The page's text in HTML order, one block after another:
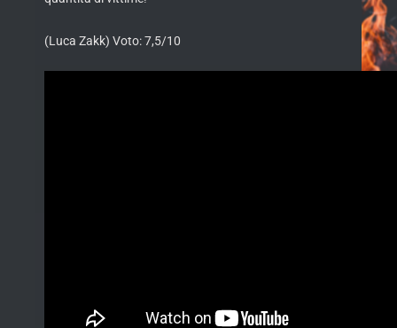
(Luca Zakk) Voto: 7,5/10